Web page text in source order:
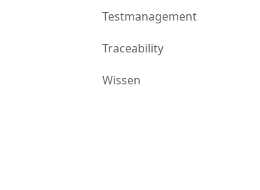
Testmanagement
Traceability
Wissen